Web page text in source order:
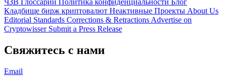
ЧЗВ Глоссарий Политика конфиденциальности Блог
Кладбище бирж криптовалют Неактивные Проекты About Us
Editorial Standards Corrections & Retractions Advertise on
Cryptowisser Submit a Press Release
Свяжитесь с нами
Email